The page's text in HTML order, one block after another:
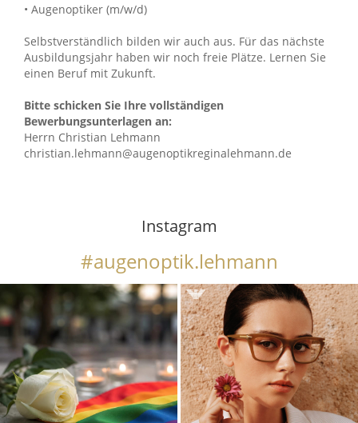
• Augenoptiker (m/w/d)
Selbstverständlich bilden wir auch aus. Für das nächste
Ausbildungsjahr haben wir noch freie Plätze. Lernen Sie
einen Beruf mit Zukunft.
Bitte schicken Sie Ihre vollständigen
Bewerbungsunterlagen an:
Herrn Christian Lehmann
christian.lehmann@augenoptikreginalehmann.de
Instagram
#augenoptik.lehmann